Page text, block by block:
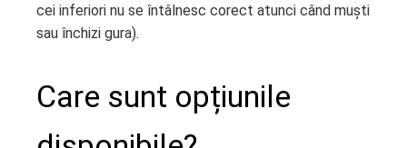
cei inferiori nu se întâlnesc corect atunci când muști
sau închizi gura).
Care sunt opțiunile